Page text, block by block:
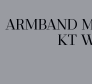
ARMBAND
KT